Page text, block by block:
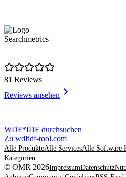
Searchmetrics
81 Reviews
Reviews ansehen
Item
1
of
6
WDF*IDF durchsuchen
Zu wdfidf-tool.com
Alle ProdukteAlle ServicesAlle Software
Kategorien
© OMR 2026ImpressumDatenschutz